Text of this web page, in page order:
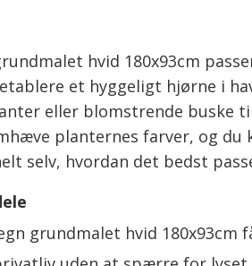
hvid 180x93cm
et hyggeligt hjørne i
eller blomstrende buske
planternes farver, og du
selv, hvordan det bedst
grundmalet hvid